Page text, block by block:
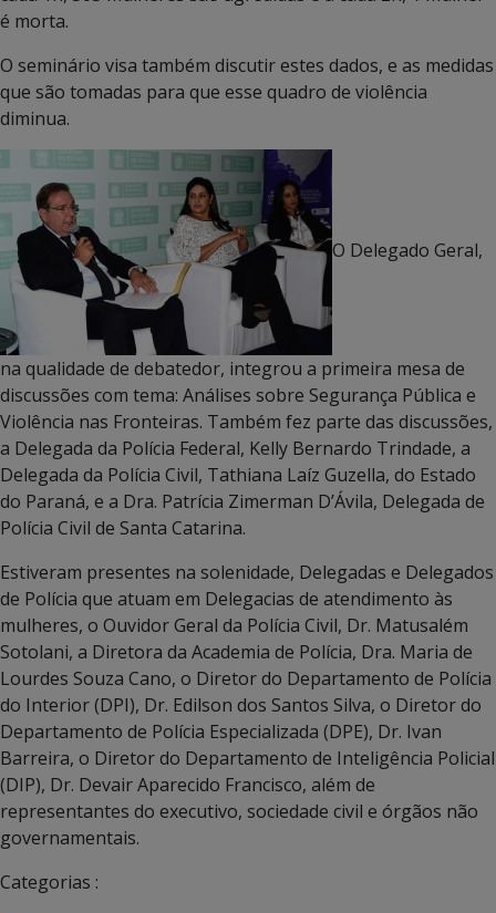
é morta.
O seminário visa também discutir estes dados, e as medidas
que são tomadas para que esse quadro de violência
diminua.
O Delegado Geral,
na qualidade de debatedor, integrou a primeira mesa de
discussões com tema: Análises sobre Segurança Pública e
Violência nas Fronteiras. Também fez parte das discussões,
a Delegada da Polícia Federal, Kelly Bernardo Trindade, a
Delegada da Polícia Civil, Tathiana Laíz Guzella, do Estado
do Paraná, e a Dra. Patrícia Zimerman D’Ávila, Delegada de
Polícia Civil de Santa Catarina.
Estiveram presentes na solenidade, Delegadas e Delegados
de Polícia que atuam em Delegacias de atendimento às
mulheres, o Ouvidor Geral da Polícia Civil, Dr. Matusalém
Sotolani, a Diretora da Academia de Polícia, Dra. Maria de
Lourdes Souza Cano, o Diretor do Departamento de Polícia
do Interior (DPI), Dr. Edilson dos Santos Silva, o Diretor do
Departamento de Polícia Especializada (DPE), Dr. Ivan
Barreira, o Diretor do Departamento de Inteligência Policial
(DIP), Dr. Devair Aparecido Francisco, além de
representantes do executivo, sociedade civil e órgãos não
governamentais.
Categorias :